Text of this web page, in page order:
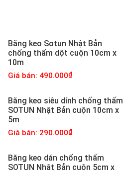
Băng keo Sotun Nhật Bản
chống thấm dột cuộn 10cm x
10m
Giá bán: 490.000
Băng keo siêu dính chống thấm
SOTUN Nhật Bản cuộn 10cm x
5m
Giá bán: 290.000
Băng keo dán chống thấm
SOTUN Nhật Bản cuộn 5cm x